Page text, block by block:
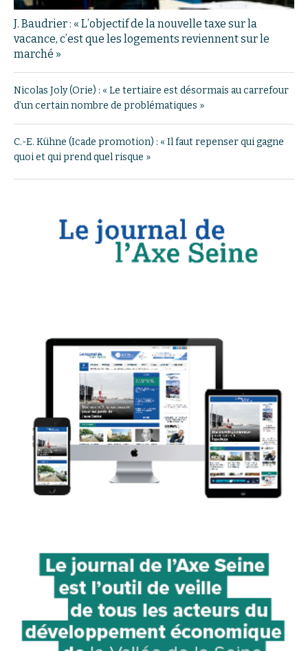
J. Baudrier : « L’objectif de la nouvelle taxe sur la
vacance, c’est que les logements reviennent sur le
marché »
Nicolas Joly (Orie) : « Le tertiaire est désormais au carrefour
d’un certain nombre de problématiques »
C.-E. Kühne (Icade promotion) : « Il faut repenser qui gagne
quoi et qui prend quel risque »